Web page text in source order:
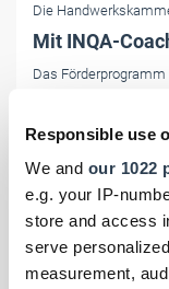
Responsible use
We and our 1022
e.g. your IP-
store and access
serve
measurement,
Die
Mit INQA-
Das